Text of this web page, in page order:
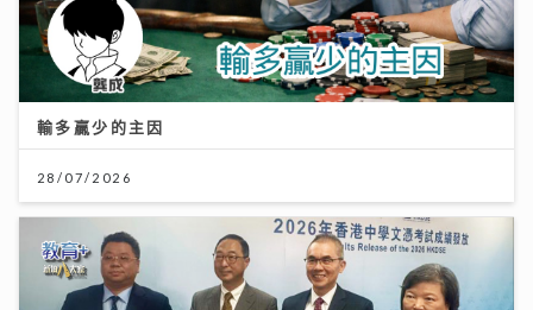
輸多贏少的主因
28/07/2026